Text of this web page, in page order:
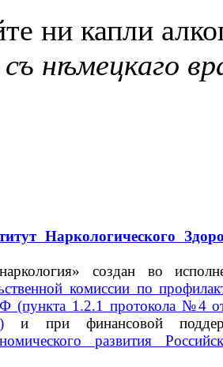
ни капли
съ ​нѣмецкаго​
Наркологического
создан во
комиссии по
(пункта 1.2.1 протокола №4
и при финансовой
развития